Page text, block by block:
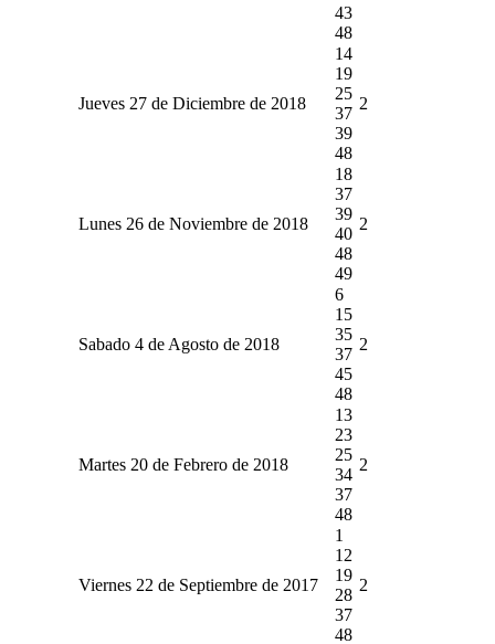
43
48
Jueves 27 de Diciembre de 2018
14
19
25
37
39
48
2
Lunes 26 de Noviembre de 2018
18
37
39
40
48
49
2
Sabado 4 de Agosto de 2018
6
15
35
37
45
48
2
Martes 20 de Febrero de 2018
13
23
25
34
37
48
2
Viernes 22 de Septiembre de 2017
1
12
19
28
37
48
2